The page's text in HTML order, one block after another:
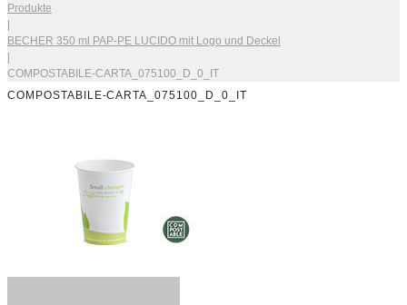
Produkte
|
BECHER 350 ml PAP-PE LUCIDO mit Logo und Deckel
|
COMPOSTABILE-CARTA_075100_D_0_IT
COMPOSTABILE-CARTA_075100_D_0_IT